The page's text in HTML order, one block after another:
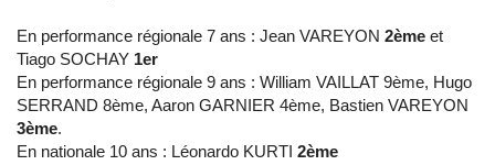
En performance régionale 7 ans : Jean VAREYON 2ème et
Tiago SOCHAY 1er
En performance régionale 9 ans : William VAILLAT 9ème, Hugo
SERRAND 8ème, Aaron GARNIER 4ème, Bastien VAREYON
3ème.
En nationale 10 ans : Léonardo KURTI 2ème